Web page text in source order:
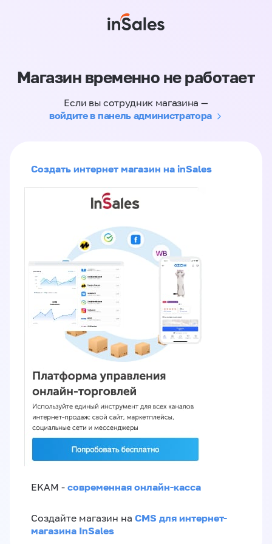
Магазин временно не работает
Если вы сотрудник магазина —
войдите в панель администратора
Создать интернет магазин на inSales
EKAM - современная онлайн-касса
Создайте магазин на CMS для интернет-
магазина InSales